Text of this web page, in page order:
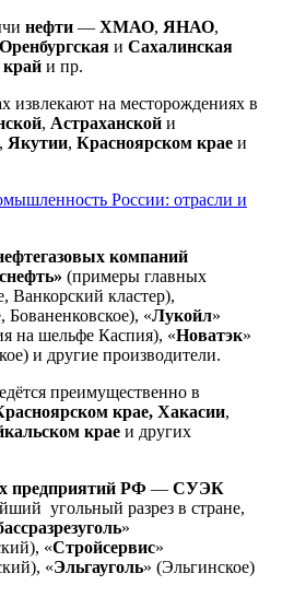
нефти — ХМАО, ЯНАО,
Оренбургская и Сахалинская
и пр.
извлекают на месторождениях в
, Астраханской и
, Якутии, Красноярском крае и
компаний
(примеры главных
Ванкорский кластер),
Бованенковское), «Лукойл»
на шельфе Каспия), «Новатэк»
и другие производители.
преимущественно в
крае, Хакасии,
крае и других
предприятий РФ — СУЭК
угольный разрез в стране,
»
«Стройсервис»
«Эльгауголь» (Эльгинское)